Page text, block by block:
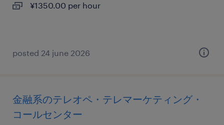
¥1350.00 per hour
posted 24 june 2026
金融系のテレオペ・テレマーケティング・
コールセンター